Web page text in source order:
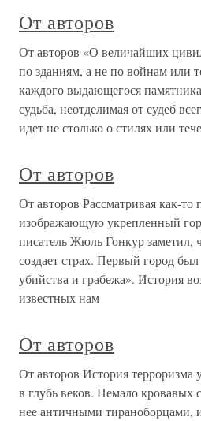
От авторов
От авторов «О величайших
по зданиям, а не по войнам или
каждого выдающегося
судьба, неотделимая от судеб
идет не столько о стилях или
От авторов
От авторов Рассматривая как-
изображающую укрепленный
писатель Жюль Гонкур заметил,
создает страх. Первый город
убийства и грабежа». История
известных нам
От авторов
От авторов История терроризма
в глубь веков. Немало кровавых
нее античными тираноборцами,